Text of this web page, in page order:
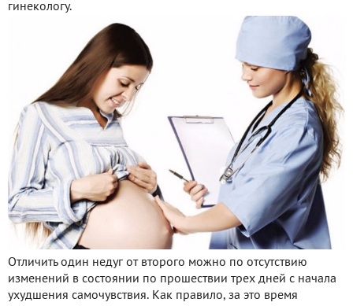
гинекологу.
Отличить один недуг от второго можно по отсутствию
изменений в состоянии по прошествии трех дней с начала
ухудшения самочувствия. Как правило, за это время